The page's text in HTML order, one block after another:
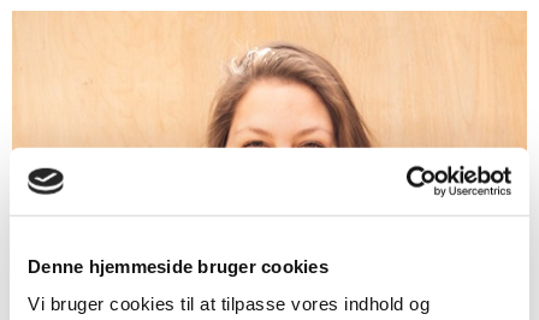
Denne hjemmeside bruger cookies
Vi bruger cookies til at tilpasse vores indhold og